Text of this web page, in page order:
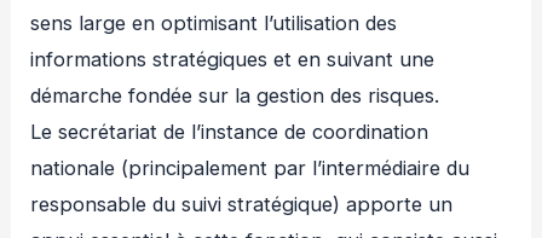
sens large en optimisant l’utilisation des
informations stratégiques et en suivant une
démarche fondée sur la gestion des risques.
Le secrétariat de l’instance de coordination
nationale (principalement par l’intermédiaire du
responsable du suivi stratégique) apporte un